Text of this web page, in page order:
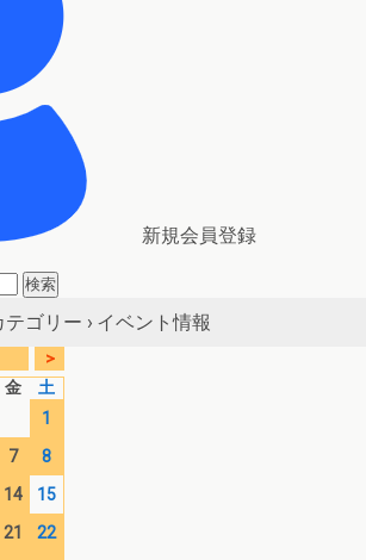
新規会員登録
テゴリー › イベント情報
>
金
土
1
7
8
14
15
21
22